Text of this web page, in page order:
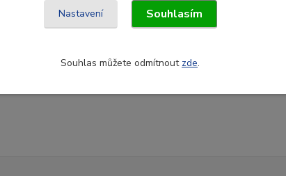
Nastavení Souhlasím
Souhlas můžete odmítnout zde.